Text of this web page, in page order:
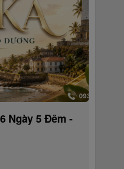
Ngày 5 Đêm -